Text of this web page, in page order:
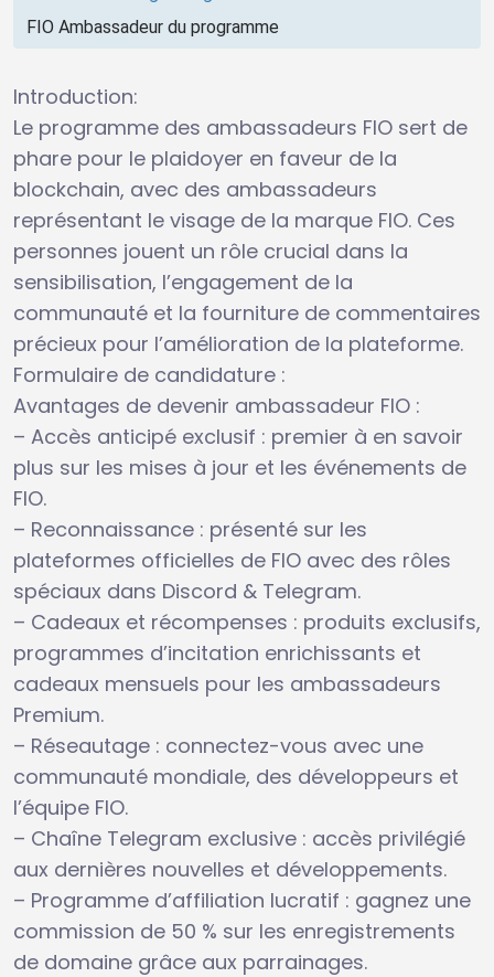
FIO Ambassadeur du programme
Introduction:
Le programme des ambassadeurs FIO sert de
phare pour le plaidoyer en faveur de la
blockchain, avec des ambassadeurs
représentant le visage de la marque FIO. Ces
personnes jouent un rôle crucial dans la
sensibilisation, l’engagement de la
communauté et la fourniture de commentaires
précieux pour l’amélioration de la plateforme.
Formulaire de candidature :
Avantages de devenir ambassadeur FIO :
– Accès anticipé exclusif : premier à en savoir
plus sur les mises à jour et les événements de
FIO.
– Reconnaissance : présenté sur les
plateformes officielles de FIO avec des rôles
spéciaux dans Discord & Telegram.
– Cadeaux et récompenses : produits exclusifs,
programmes d’incitation enrichissants et
cadeaux mensuels pour les ambassadeurs
Premium.
– Réseautage : connectez-vous avec une
communauté mondiale, des développeurs et
l’équipe FIO.
– Chaîne Telegram exclusive : accès privilégié
aux dernières nouvelles et développements.
– Programme d’affiliation lucratif : gagnez une
commission de 50 % sur les enregistrements
de domaine grâce aux parrainages.